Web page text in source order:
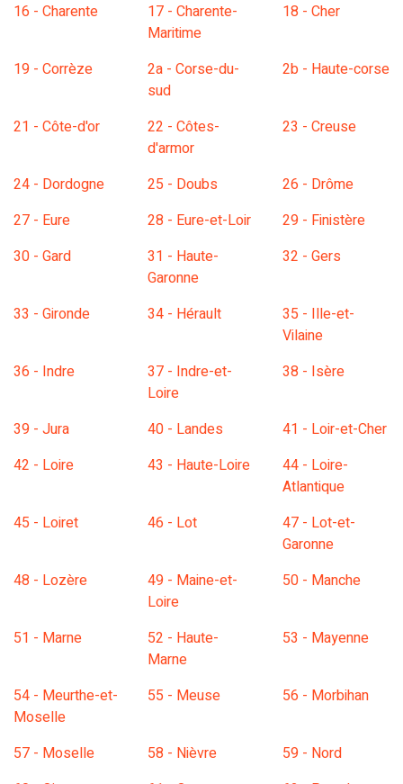
16 - Charente
17 - Charente-
Maritime
18 - Cher
19 - Corrèze
2a - Corse-du-
sud
2b - Haute-corse
21 - Côte-d'or
22 - Côtes-
d'armor
23 - Creuse
24 - Dordogne 25 - Doubs
26 - Drôme
27 - Eure
28 - Eure-et-Loir
29 - Finistère
30 - Gard
31 - Haute-
Garonne
32 - Gers
33 - Gironde 34 - Hérault
35 - Ille-et-
Vilaine
36 - Indre
37 - Indre-et-
Loire
38 - Isère
39 - Jura 40 - Landes
41 - Loir-et-Cher
42 - Loire
43 - Haute-Loire
44 - Loire-
Atlantique
45 - Loiret
46 - Lot
47 - Lot-et-
Garonne
48 - Lozère
49 - Maine-et-
Loire
50 - Manche
51 - Marne
52 - Haute-
Marne
53 - Mayenne
54 - Meurthe-et-
Moselle
55 - Meuse 56 - Morbihan
57 - Moselle 58 - Nièvre
59 - Nord